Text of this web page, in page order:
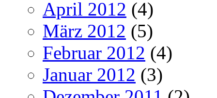
April 2012 (4)
März 2012 (5)
Februar 2012 (4)
Januar 2012 (3)